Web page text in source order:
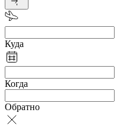
Куда
Когда
Обратно